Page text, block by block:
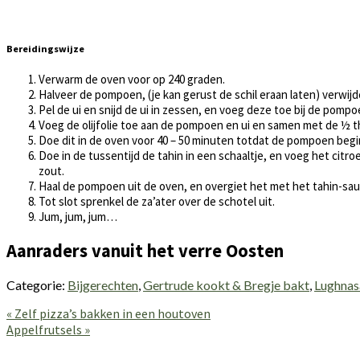
Bereidingswijze
Verwarm de oven voor op 240 graden.
Halveer de pompoen, (je kan gerust de schil eraan laten)
Pel de ui en snijd de ui in zessen, en voeg deze toe bij de
Voeg de olijfolie toe aan de pompoen en ui en samen met de
Doe dit in de oven voor 40 – 50 minuten totdat de pompoen
Doe in de tussentijd de tahin in een schaaltje, en voeg het
zout.
Haal de pompoen uit de oven, en overgiet het met het tahin-
Tot slot sprenkel de za’ater over de schotel uit.
Jum, jum, jum…
Aanraders vanuit het verre Oosten
Categorie: Bijgerechten Gertrude kookt & Bregje bakt
Vorig
bericht:
« Zelf pizza’s bakken in een houtoven
Volgend
Appelfrutsels »